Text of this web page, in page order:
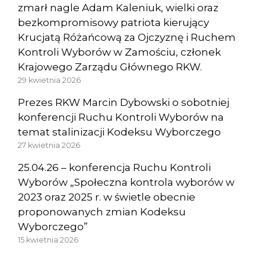
zmarł nagle Adam Kaleniuk, wielki oraz
bezkompromisowy patriota kierujący
Krucjatą Różańcową za Ojczyznę i Ruchem
Kontroli Wyborów w Zamościu, członek
Krajowego Zarządu Głównego RKW.
29 kwietnia 2026
Prezes RKW Marcin Dybowski o sobotniej
konferencji Ruchu Kontroli Wyborów na
temat stalinizacji Kodeksu Wyborczego
27 kwietnia 2026
25.04.26 – konferencja Ruchu Kontroli
Wyborów „Społeczna kontrola wyborów w
2023 oraz 2025 r. w świetle obecnie
proponowanych zmian Kodeksu
Wyborczego”
15 kwietnia 2026